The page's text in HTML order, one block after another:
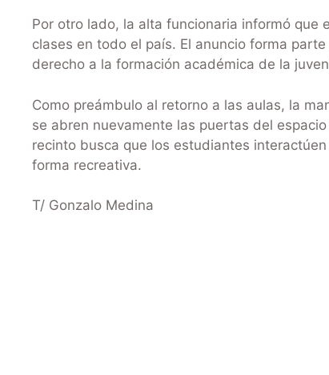
Por otro lado, la alta funcionaria informó que
clases en todo el país. El anuncio forma
derecho a la formación académica de la
Como preámbulo al retorno a las aulas, la
se abren nuevamente las puertas del
recinto busca que los estudiantes
forma recreativa.
T/ Gonzalo Medina